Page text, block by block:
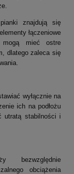
znajdują się
łączeniowe
mieć ostre
dlatego zaleca się
wyłącznie na
ich na podłożu
utratą stabilności i
bezwzględnie
obciążenia